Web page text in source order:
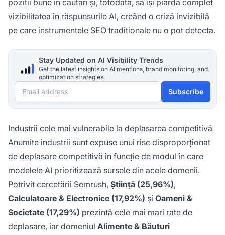
poziții bune în căutări și, totodată, să își piardă complet
vizibilitatea în răspunsurile AI, creând o criză invizibilă
pe care instrumentele SEO tradiționale nu o pot detecta.
Stay Updated on AI Visibility Trends
Get the latest insights on AI mentions, brand monitoring, and
optimization strategies.
Email address Subscribe
Industrii cele mai vulnerabile la deplasarea competitivă
Anumite industrii sunt expuse unui risc disproporționat
de deplasare competitivă în funcție de modul în care
modelele AI prioritizează sursele din acele domenii.
Potrivit cercetării Semrush, Știință (25,96%),
Calculatoare & Electronice (17,92%) și Oameni &
Societate (17,29%) prezintă cele mai mari rate de
deplasare, iar domeniul Alimente & Băuturi